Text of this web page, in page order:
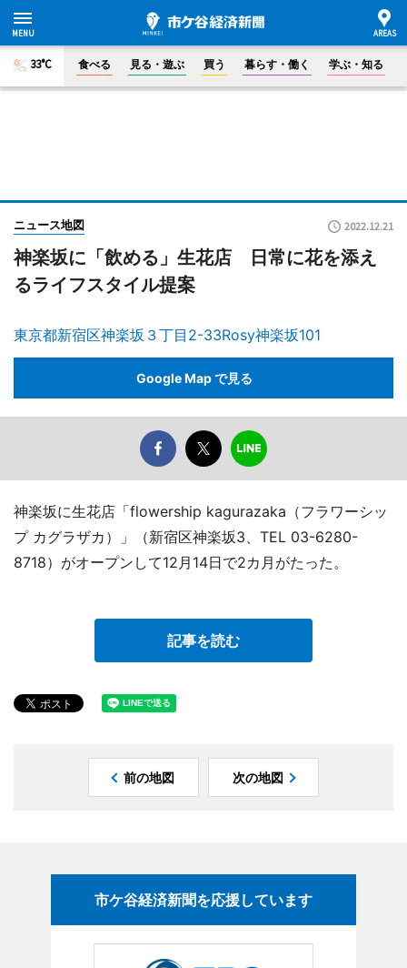
33°C 食べる 見る・遊ぶ 買う 暮らす・働く 学ぶ・知る
ニュース地図 2022.12.21
神楽坂に「飲める」生花店 日常に花を添え
るライフスタイル提案
東京都新宿区神楽坂３丁目2-33Rosy神楽坂101
Google Map で見る
神楽坂に生花店「flowership kagurazaka（フラワーシッ
プ カグラザカ）」（新宿区神楽坂3、TEL 03-6280-
8718）がオープンして12月14日で2カ月がたった。
記事を読む
前の地図 次の地図
市ケ谷経済新聞を応援しています